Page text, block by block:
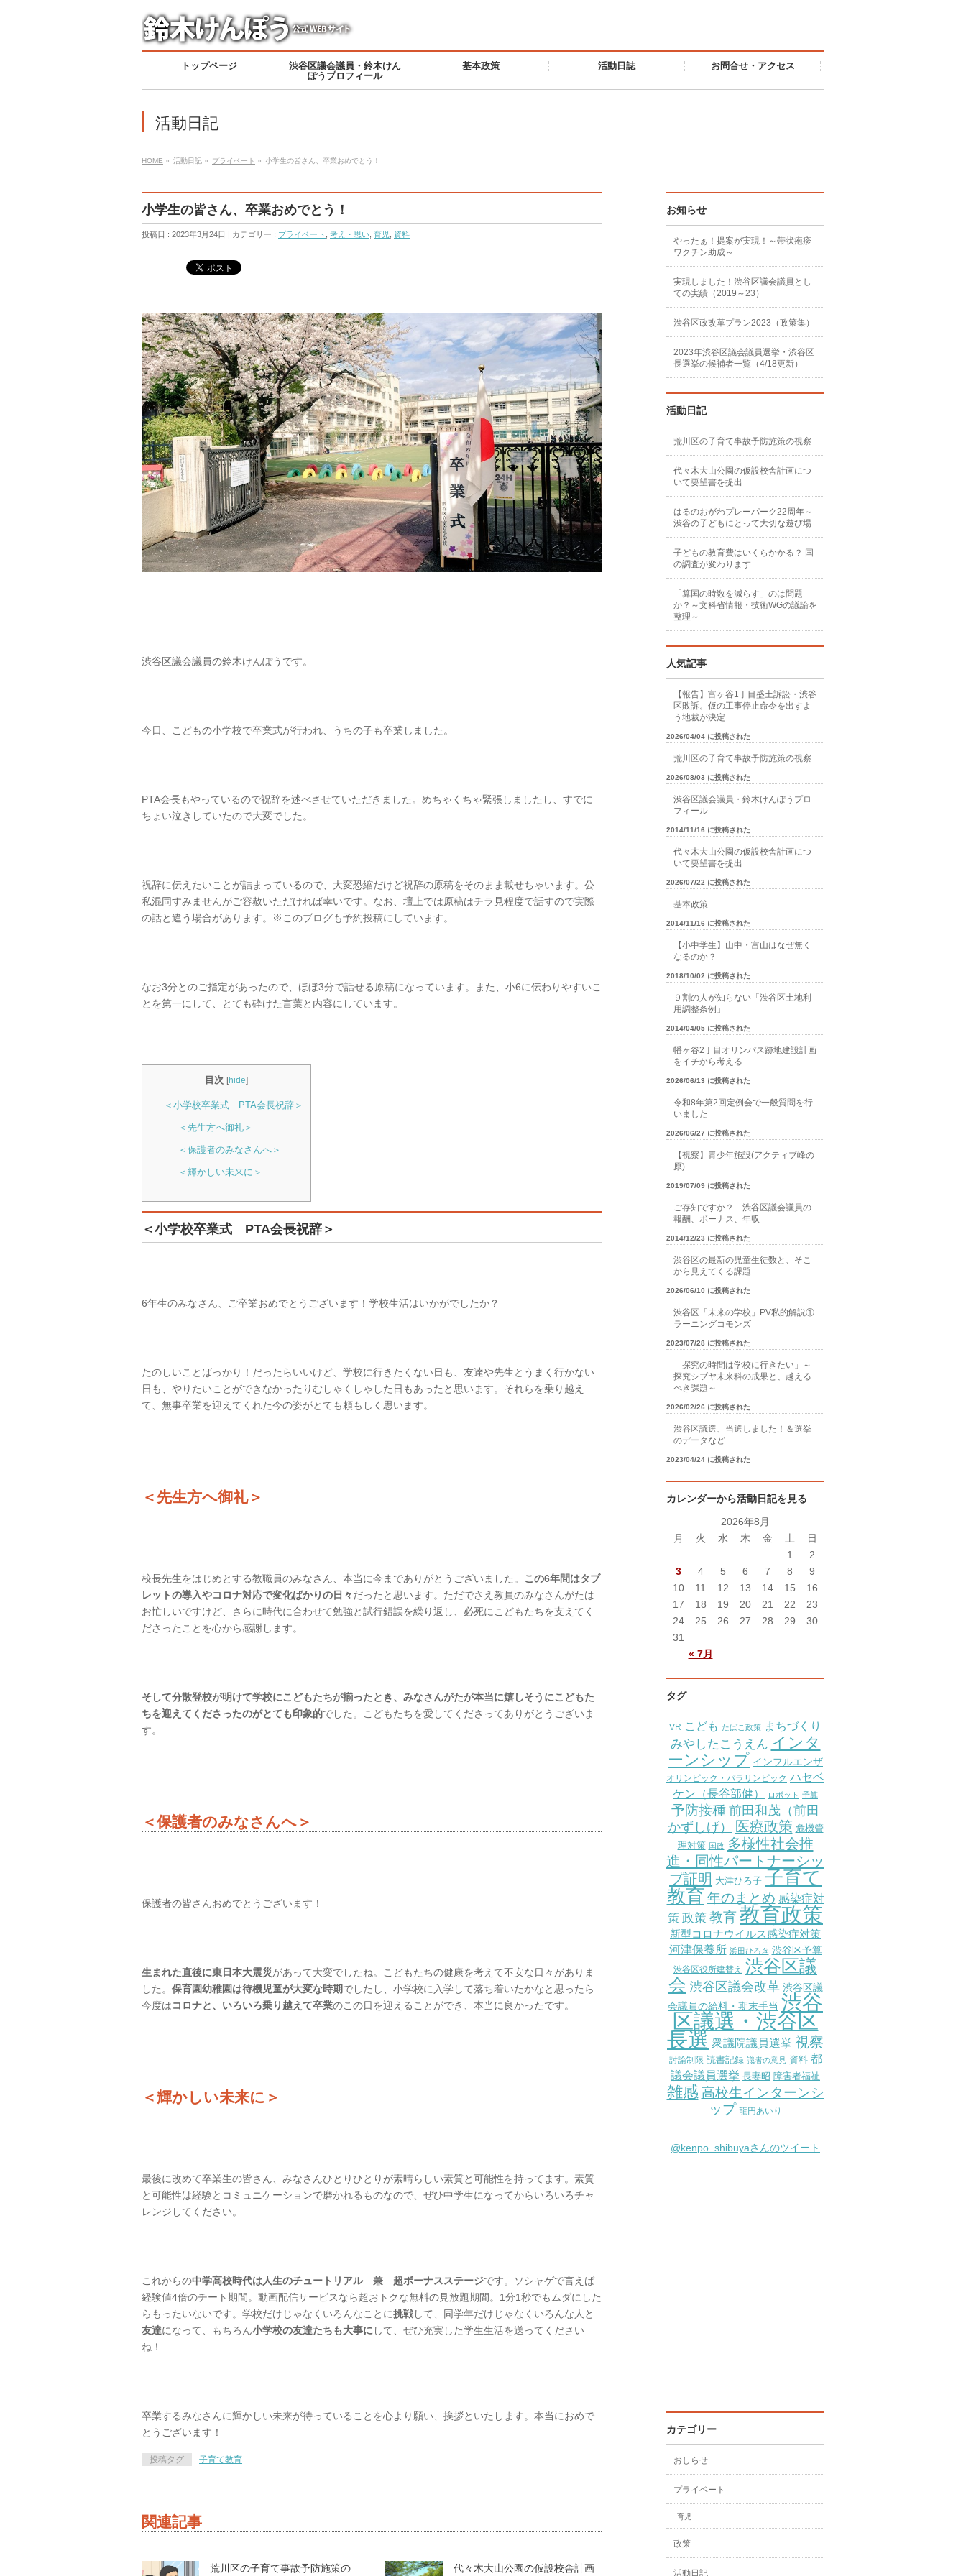
トップページ
渋谷区議会議員・鈴木けん
ぽうプロフィール
基本政策 活動日誌 お問合せ・アクセス
活動日記
HOME » 活動日記 » プライベート » 小学生の皆さん、卒業おめでとう！
小学生の皆さん、卒業おめでとう！
投稿日 : 2023年3月24日 | カテゴリー : プライベート 考え・思い 育児 資料
渋谷区議会議員の鈴木けんぽうです。
今日、こどもの小学校で卒業式が行われ、うちの子も卒業しました。
PTA会長もやっているので祝辞を述べさせていただきました。めちゃくちゃ緊張しましたし、すでに
ちょい泣きしていたので大変でした。
祝辞に伝えたいことが詰まっているので、大変恐縮だけど祝辞の原稿をそのまま載せちゃいます。公
私混同すみませんがご容赦いただければ幸いです。なお、壇上では原稿はチラ見程度で話すので実際
の話と違う場合があります。※このブログも予約投稿にしています。
なお3分とのご指定があったので、ほぼ3分で話せる原稿になっています。また、小6に伝わりやすいこ
とを第一にして、とても砕けた言葉と内容にしています。
目次 [hide]
＜小学校卒業式 PTA会長祝辞＞
＜先生方へ御礼＞
＜保護者のみなさんへ＞
＜輝かしい未来に＞
＜小学校卒業式 PTA会長祝辞＞
6年生のみなさん、ご卒業おめでとうございます！学校生活はいかがでしたか？
たのしいことばっかり！だったらいいけど、学校に行きたくない日も、友達や先生とうまく行かない
日も、やりたいことができなかったりむしゃくしゃした日もあったと思います。それらを乗り越え
て、無事卒業を迎えてくれた今の姿がとても頼もしく思います。
＜先生方へ御礼＞
校長先生をはじめとする教職員のみなさん、本当に今までありがとうございました。 この6年間はタブ
レットの導入やコロナ対応で変化ばかりの日々だったと思います。ただでさえ教員のみなさんがたは
お忙しいですけど、さらに時代に合わせて勉強と試行錯誤を繰り返し、必死にこどもたちを支えてく
ださったことを心から感謝します。
そして分散登校が明けて学校にこどもたちが揃ったとき、みなさんがたが本当に嬉しそうにこどもた
ちを迎えてくださったのがとても印象的でした。こどもたちを愛してくださってありがとうございま
す。
＜保護者のみなさんへ＞
保護者の皆さんおめでとうございます！
生まれた直後に東日本大震災があって大変でしたね。こどもたちの健康を考えて不安な日々がありま
した。 保育園幼稚園は待機児童が大変な時期でしたし、小学校に入学して落ち着いたかなと思ったら
今度はコロナと、いろいろ乗り越えて卒業のこの日を迎えることができ、本当に良かったです。
＜輝かしい未来に＞
最後に改めて卒業生の皆さん、みなさんひとりひとりが素晴らしい素質と可能性を持ってます。素質
と可能性は経験とコミュニケーションで磨かれるものなので、ぜひ中学生になってからいろいろチャ
レンジしてください。
これからの中学高校時代は人生のチュートリアル 兼 超ボーナスステージです。ソシャゲで言えば
経験値4倍のチート期間。動画配信サービスなら超おトクな無料の見放題期間。1分1秒でもムダにした
らもったいないです。学校だけじゃなくいろんなことに挑戦して、同学年だけじゃなくいろんな人と
友達になって、もちろん小学校の友達たちも大事にして、ぜひ充実した学生生活を送ってください
ね！
卒業するみなさんに輝かしい未来が待っていることを心より願い、挨拶といたします。本当におめで
とうございます！
投稿タグ 子育て教育
関連記事
荒川区の子育て事故予防施策の 代々木大山公園の仮設校舎計画
お知らせ
やったぁ！提案が実現！～帯状疱疹
ワクチン助成～
実現しました！渋谷区議会議員とし
ての実績（2019～23）
渋谷区政改革プラン2023（政策集）
2023年渋谷区議会議員選挙・渋谷区
長選挙の候補者一覧（4/18更新）
活動日記
荒川区の子育て事故予防施策の視察
代々木大山公園の仮設校舎計画につ
いて要望書を提出
はるのおがわプレーパーク22周年～
渋谷の子どもにとって大切な遊び場
子どもの教育費はいくらかかる？ 国
の調査が変わります
「算国の時数を減らす」のは問題
か？～文科省情報・技術WGの議論を
整理～
人気記事
【報告】富ヶ谷1丁目盛土訴訟・渋谷
区敗訴。仮の工事停止命令を出すよ
う地裁が決定
2026/04/04 に投稿された
荒川区の子育て事故予防施策の視察
2026/08/03 に投稿された
渋谷区議会議員・鈴木けんぽうプロ
フィール
2014/11/16 に投稿された
代々木大山公園の仮設校舎計画につ
いて要望書を提出
2026/07/22 に投稿された
基本政策
2014/11/16 に投稿された
【小中学生】山中・富山はなぜ無く
なるのか？
2018/10/02 に投稿された
９割の人が知らない「渋谷区土地利
用調整条例」
2014/04/05 に投稿された
幡ヶ谷2丁目オリンパス跡地建設計画
をイチから考える
2026/06/13 に投稿された
令和8年第2回定例会で一般質問を行
いました
2026/06/27 に投稿された
【視察】青少年施設(アクティブ峰の
原)
2019/07/09 に投稿された
ご存知ですか？ 渋谷区議会議員の
報酬、ボーナス、年収
2014/12/23 に投稿された
渋谷区の最新の児童生徒数と、そこ
から見えてくる課題
2026/06/10 に投稿された
渋谷区「未来の学校」PV私的解説①
ラーニングコモンズ
2023/07/28 に投稿された
「探究の時間は学校に行きたい」～
探究シブヤ未来科の成果と、越える
べき課題～
2026/02/26 に投稿された
渋谷区議選、当選しました！＆選挙
のデータなど
2023/04/24 に投稿された
カレンダーから活動日記を見る
2026年8月
月
火 水 木 金 土 日
« 7月
1
2
3
4 5 6 7 8
9
10
11 12 13 14 15
16
17
18 19 20 21 22
23
24
25 26 27 28 29
30
31
タグ
VR こども たばこ政策 まちづくり
みやしたこうえん インタ
ーンシップ インフルエンザ
オリンピック・パラリンピック ハセベ
ケン（長谷部健）
ロボット 予算
予防接種 前田和茂（前田
かずしげ）
医療政策 危機管
理対策 国政 多様性社会推
進・同性パートナーシッ
プ証明 大津ひろ子 子育て
教育 年のまとめ 感染症対
策 政策 教育教育政策
新型コロナウイルス感染症対策
河津保養所 浜田ひろき 渋谷区予算
渋谷区役所建替え 渋谷区議
会 渋谷区議会改革 渋谷区議
会議員の給料・期末手当 渋谷
区議選・渋谷区
長選 衆議院議員選挙 視察
討論制限 読書記録 識者の意見 資料 都
議会議員選挙 長妻昭 障害者福祉
雑感 高校生インターンシ
ップ 龍円あいり
@kenpo_shibuyaさんのツイート
カテゴリー
おしらせ
プライベート
育児
政策
活動日記